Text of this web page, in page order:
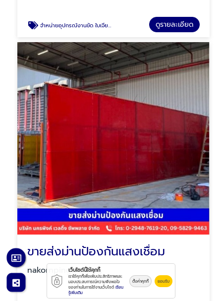
จำหน่ายอุปกรณ์งานขัด ใบเจียร์และจานทราย ดูรายละเอียด
ขายส่งม่านป้องกันแสงเชื่อม
nakornpingwelding
เว็บไซต์นี้ใช้คุกกี้
เราใช้คุกกี้เพื่อเพิ่มประสิทธิภาพและ
มอบประสบการณ์ความพึงพอใจ
ของท่านในการใช้งานเว็บไซต์ เรียน
รู้เพิ่มเติม
ตั้งค่าคุกกี้ ยอมรับ